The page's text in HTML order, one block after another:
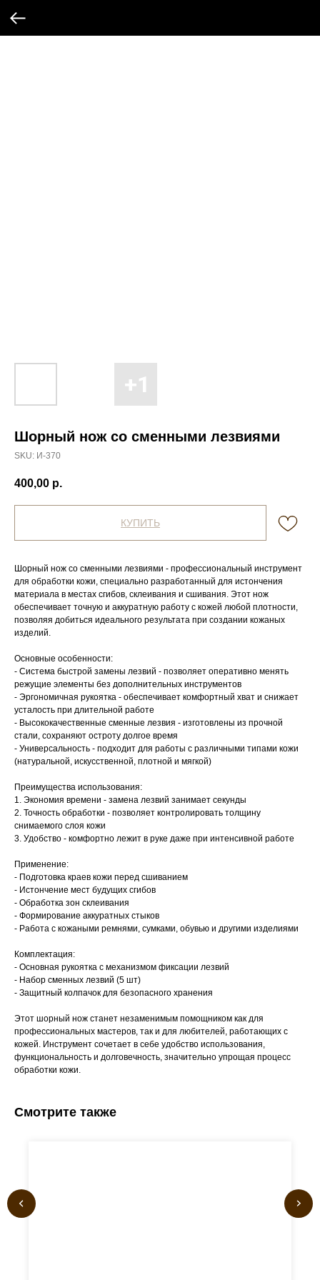
Шорный нож со сменными лезвиями
SKU: И-370
400,00 р.
КУПИТЬ
Шорный нож со сменными лезвиями - профессиональный инструмент
для обработки кожи, специально разработанный для истончения
материала в местах сгибов, склеивания и сшивания. Этот нож
обеспечивает точную и аккуратную работу с кожей любой плотности,
позволяя добиться идеального результата при создании кожаных
изделий.
Основные особенности:
- Система быстрой замены лезвий - позволяет оперативно менять
режущие элементы без дополнительных инструментов
- Эргономичная рукоятка - обеспечивает комфортный хват и снижает
усталость при длительной работе
- Высококачественные сменные лезвия - изготовлены из прочной
стали, сохраняют остроту долгое время
- Универсальность - подходит для работы с различными типами кожи
(натуральной, искусственной, плотной и мягкой)
Преимущества использования:
1. Экономия времени - замена лезвий занимает секунды
2. Точность обработки - позволяет контролировать толщину
снимаемого слоя кожи
3. Удобство - комфортно лежит в руке даже при интенсивной работе
Применение:
- Подготовка краев кожи перед сшиванием
- Истончение мест будущих сгибов
- Обработка зон склеивания
- Формирование аккуратных стыков
- Работа с кожаными ремнями, сумками, обувью и другими изделиями
Комплектация:
- Основная рукоятка с механизмом фиксации лезвий
- Набор сменных лезвий (5 шт)
- Защитный колпачок для безопасного хранения
Этот шорный нож станет незаменимым помощником как для
профессиональных мастеров, так и для любителей, работающих с
кожей. Инструмент сочетает в себе удобство использования,
функциональность и долговечность, значительно упрощая процесс
обработки кожи.
Смотрите также